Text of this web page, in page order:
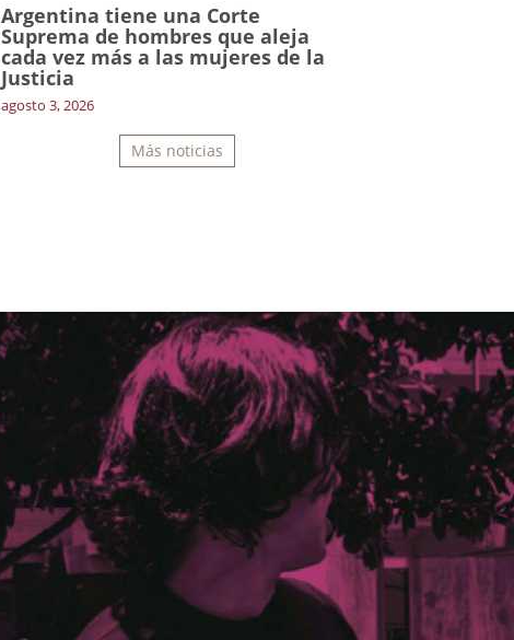
Argentina tiene una Corte
Suprema de hombres que aleja
cada vez más a las mujeres de la
Justicia
agosto 3, 2026
Más noticias